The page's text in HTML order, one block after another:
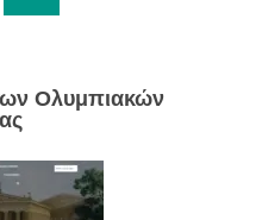
Ολυμπιακών